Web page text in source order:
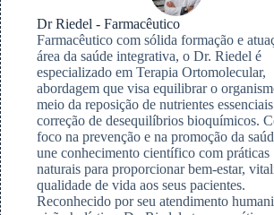
Dr Riedel - Farmacêutico
Farmacêutico com sólida formação e
área da saúde integrativa, o Dr. Riedel é
especializado em Terapia Ortomolecular,
abordagem que visa equilibrar o
meio da reposição de nutrientes
correção de desequilíbrios bioquímicos.
foco na prevenção e na promoção da
une conhecimento científico com práticas
naturais para proporcionar bem-estar,
qualidade de vida aos seus pacientes.
Reconhecido por seu atendimento